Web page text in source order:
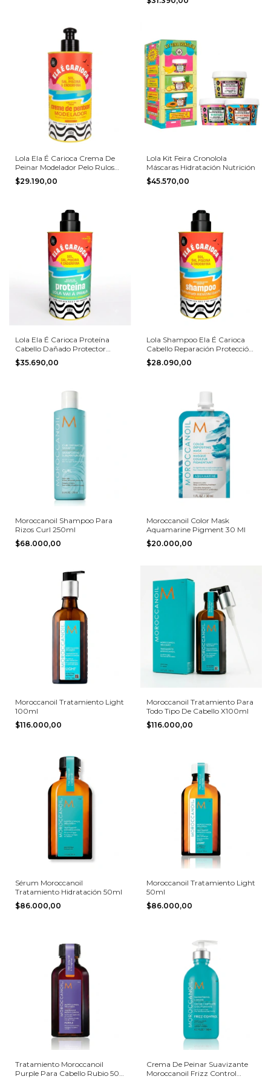
Lola Ela É Carioca Crema De
Peinar Modelador Pelo Rulos
480ml
$29.190,00
Lola Kit Feira Cronolola
Máscaras Hidratación Nutrición
$45.570,00
Lola Ela É Carioca Proteína
Cabello Dañado Protector
Térmico 500ml
$35.690,00
Lola Shampoo Ela É Carioca
Cabello Reparación Protección
Uv 500ml
$28.090,00
Moroccanoil Shampoo Para
Rizos Curl 250ml
$68.000,00
Moroccanoil Color Mask
Aquamarine Pigment 30 Ml
$20.000,00
Moroccanoil Tratamiento Light
100ml
$116.000,00
Moroccanoil Tratamiento Para
Todo Tipo De Cabello X100ml
$116.000,00
Sérum Moroccanoil
Tratamiento Hidratación 50ml
$86.000,00
Moroccanoil Tratamiento Light
50ml
$86.000,00
Tratamiento Moroccanoil
Purple Para Cabello Rubio 50
Crema De Peinar Suavizante
Moroccanoil Frizz Control